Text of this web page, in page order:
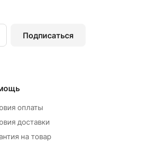
Подписаться
оплаты
доставки
на товар